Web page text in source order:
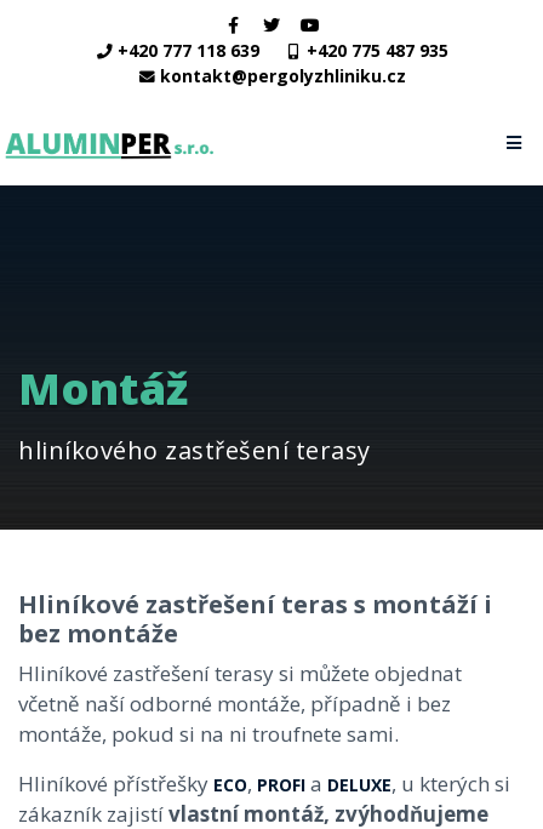
+420 777 118 639
+420 775 487 935
kontakt@pergolyzhliniku.cz
Montáž
hliníkového zastřešení terasy
Hliníkové zastřešení teras s montáží i
bez montáže
Hliníkové zastřešení terasy si můžete objednat
včetně naší odborné montáže, případně i bez
montáže, pokud si na ni troufnete sami.
Hliníkové přístřešky ECO, PROFI a DELUXE, u kterých si
zákazník zajistívlastní montáž, zvýhodňujeme